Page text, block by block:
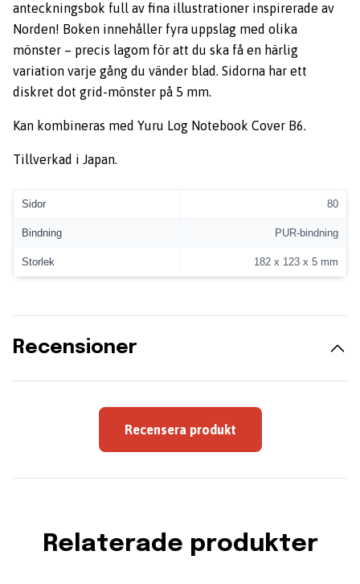
anteckningsbok full av fina illustrationer inspirerade av
Norden! Boken innehåller fyra uppslag med olika
mönster – precis lagom för att du ska få en härlig
variation varje gång du vänder blad. Sidorna har ett
diskret dot grid-mönster på 5 mm.
Kan kombineras med Yuru Log Notebook Cover B6.
Tillverkad i Japan.
Sidor 80
Bindning PUR-bindning
Storlek 182 x 123 x 5 mm
Recensioner
Recensera produkt
Relaterade produkter